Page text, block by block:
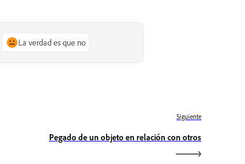
La verdad es que no
Siguiente
Pegado de un objeto en relación con otros